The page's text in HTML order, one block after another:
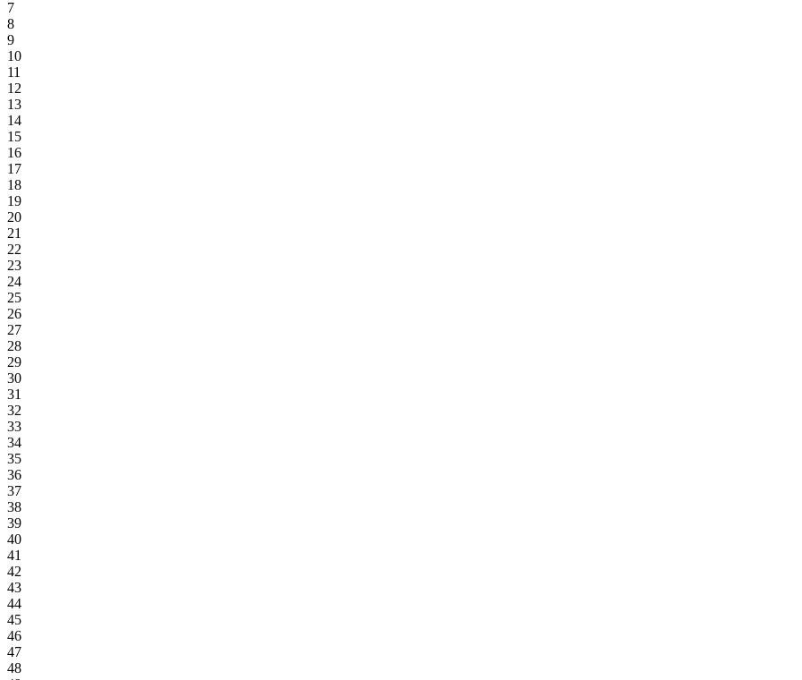
7
8
9
10
11
12
13
14
15
16
17
18
19
20
21
22
23
24
25
26
27
28
29
30
31
32
33
34
35
36
37
38
39
40
41
42
43
44
45
46
47
48